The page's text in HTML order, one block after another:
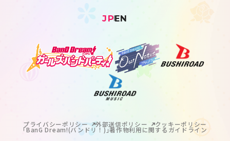
JPEN
プライバシーポリシー 外部送信ポリシー クッキーポリシー
｢BanG Dream!(バンドリ！)｣著作物利用に関するガイドライン